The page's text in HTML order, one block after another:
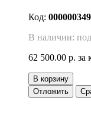
Код:
В наличии:
62 500.00 р. за
В корзину
Отложить